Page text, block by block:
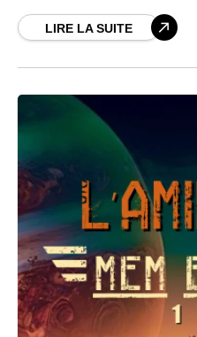
accueilli et j’ai eu la
LIRE LA SUITE